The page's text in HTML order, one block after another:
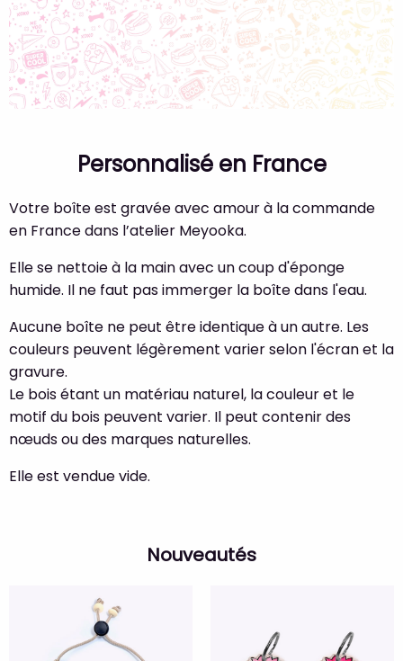
Personnalisé en France
Votre boîte est gravée avec amour à la commande
en France dans l’atelier Meyooka.
Elle se nettoie à la main avec un coup d'éponge
humide. Il ne faut pas immerger la boîte dans l'eau.
Aucune boîte ne peut être identique à un autre. Les
couleurs peuvent légèrement varier selon l'écran et la
gravure.
Le bois étant un matériau naturel, la couleur et le
motif du bois peuvent varier. Il peut contenir des
nœuds ou des marques naturelles.
Elle est vendue vide.
Nouveautés